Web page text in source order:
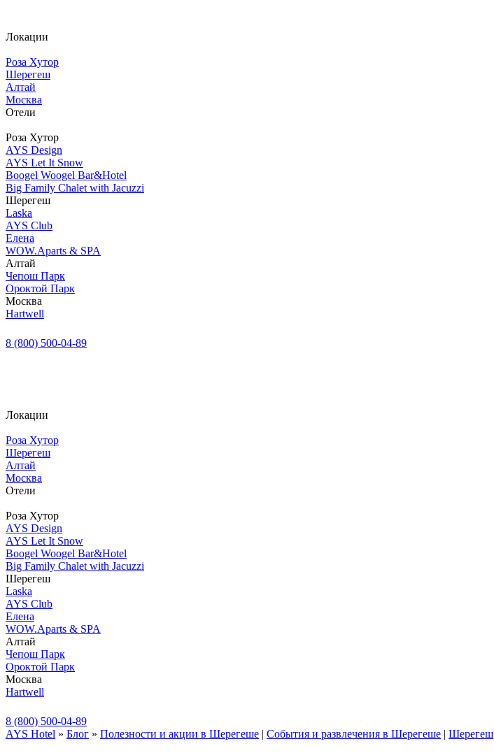
Локации
Роза Хутор
Шерегеш
Алтай
Москва
Отели
Роза Хутор
AYS Design
AYS Let It Snow
Boogel Woogel Bar&Hotel
Big Family Chalet with Jacuzzi
Шерегеш
Laska
AYS Club
Елена
WOW.Aparts & SPA
Алтай
Чепош Парк
Ороктой Парк
Москва
Hartwell
8 (800) 500-04-89
Локации
Роза Хутор
Шерегеш
Алтай
Москва
Отели
Роза Хутор
AYS Design
AYS Let It Snow
Boogel Woogel Bar&Hotel
Big Family Chalet with Jacuzzi
Шерегеш
Laska
AYS Club
Елена
WOW.Aparts & SPA
Алтай
Чепош Парк
Ороктой Парк
Москва
Hartwell
8 (800) 500-04-89
AYS Hotel » Блог » Полезности и акции в Шерегеше | События и развлечения в Шерегеше | Шерегеш